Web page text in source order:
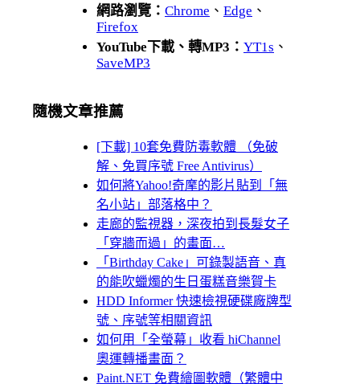
網路瀏覽： Chrome 、 Edge 、
Firefox
YouTube下載、轉MP3： YT1s 、
SaveMP3
隨機文章推薦
[下載] 10套免費防毒軟體 （免破
解、免買序號 Free Antivirus）
如何將Yahoo!奇摩的影片貼到「無
名小站」部落格中？
走廊的監視器，深夜拍到長髮女子
「穿牆而過」的畫面…
「Birthday Cake」可錄製語音、真
的能吹蠟燭的生日蛋糕音樂賀卡
HDD Informer 快速檢視硬碟廠牌型
號、序號等相關資訊
如何用「全螢幕」收看 hiChannel
奧運轉播畫面？
Paint.NET 免費繪圖軟體（繁體中